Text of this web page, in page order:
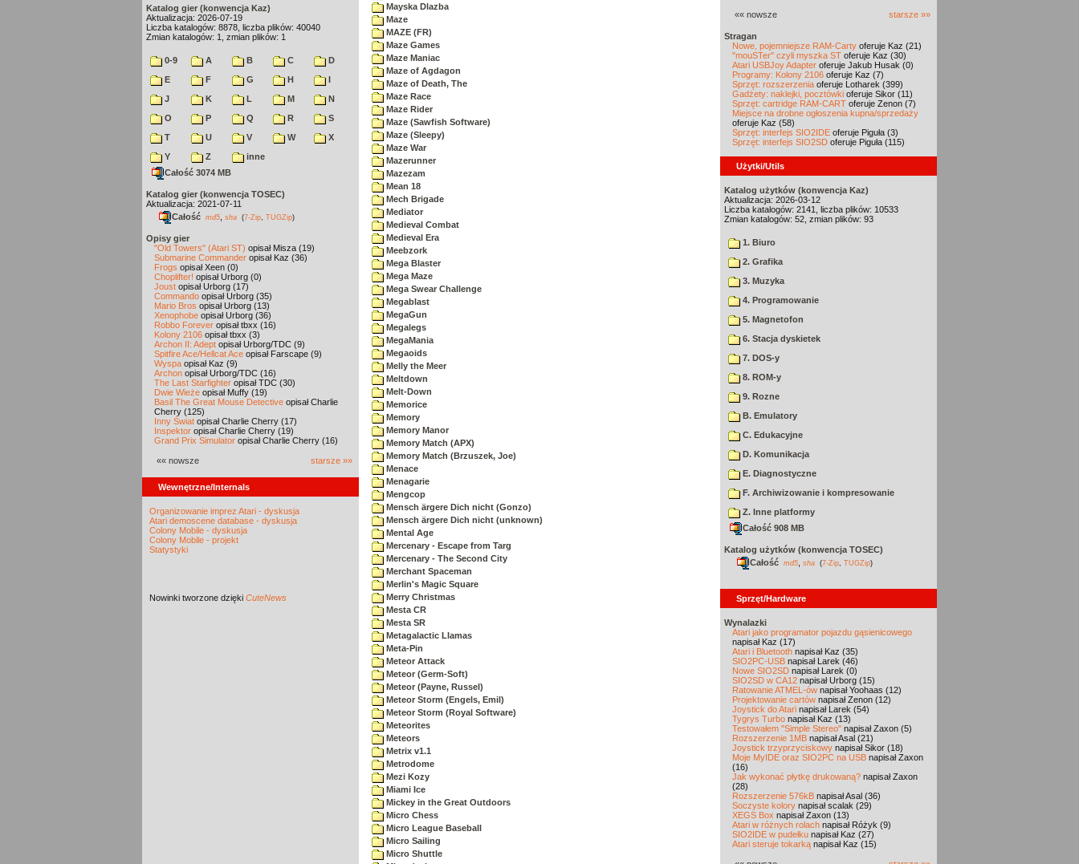
Katalog gier (konwencja Kaz)
Aktualizacja: 2026-07-19
Liczba katalogów: 8878, liczba plików: 40040
Zmian katalogów: 1, zmian plików: 1
0-9 A B C
D
E
F G H
I
J
K L M
N
O
P Q R
S
T
U V W
X
Y
Z
inne
Całość 3074 MB
Katalog gier (konwencja TOSEC)
Aktualizacja: 2021-07-11
Całość md5 sha (7-Zip TUGZip)
Opisy gier
"Old Towers" (Atari ST) opisał Misza (19)
Submarine Commander opisał Kaz (36)
Frogs opisał Xeen (0)
Choplifter! opisał Urborg (0)
Joust opisał Urborg (17)
Commando opisał Urborg (35)
Mario Bros opisał Urborg (13)
Xenophobe opisał Urborg (36)
Robbo Forever opisał tbxx (16)
Kolony 2106 opisał tbxx (3)
Archon II: Adept opisał Urborg/TDC (9)
Spitfire Ace/Hellcat Ace opisał Farscape (9)
Wyspa opisał Kaz (9)
Archon opisał Urborg/TDC (16)
The Last Starfighter opisał TDC (30)
Dwie Wieże opisał Muffy (19)
Basil The Great Mouse Detective opisał Charlie
Cherry (125)
Inny Świat opisał Charlie Cherry (17)
Inspektor opisał Charlie Cherry (19)
Grand Prix Simulator opisał Charlie Cherry (16)
«« nowsze starsze »»
Wewnętrzne/Internals
Organizowanie imprez Atari - dyskusja
Atari demoscene database - dyskusja
Colony Mobile - dyskusja
Colony Mobile - projekt
Statystyki
Nowinki tworzone dzięki CuteNews
Mayska Dlazba
Maze
MAZE (FR)
Maze Games
Maze Maniac
Maze of Agdagon
Maze of Death, The
Maze Race
Maze Rider
Maze (Sawfish Software)
Maze (Sleepy)
Maze War
Mazerunner
Mazezam
Mean 18
Mech Brigade
Mediator
Medieval Combat
Medieval Era
Meebzork
Mega Blaster
Mega Maze
Mega Swear Challenge
Megablast
MegaGun
Megalegs
MegaMania
Megaoids
Melly the Meer
Meltdown
Melt-Down
Memorice
Memory
Memory Manor
Memory Match (APX)
Memory Match (Brzuszek, Joe)
Menace
Menagarie
Mengcop
Mensch ärgere Dich nicht (Gonzo)
Mensch ärgere Dich nicht (unknown)
Mental Age
Mercenary - Escape from Targ
Mercenary - The Second City
Merchant Spaceman
Merlin's Magic Square
Merry Christmas
Mesta CR
Mesta SR
Metagalactic Llamas
Meta-Pin
Meteor Attack
Meteor (Germ-Soft)
Meteor (Payne, Russel)
Meteor Storm (Engels, Emil)
Meteor Storm (Royal Software)
Meteorites
Meteors
Metrix v1.1
Metrodome
Mezi Kozy
Miami Ice
Mickey in the Great Outdoors
Micro Chess
Micro League Baseball
Micro Sailing
Micro Shuttle
«« nowsze starsze »»
Stragan
Nowe, pojemniejsze RAM-Carty oferuje Kaz (21)
"mouSTer" czyli myszka ST oferuje Kaz (30)
Atari USBJoy Adapter oferuje Jakub Husak (0)
Programy: Kolony 2106 oferuje Kaz (7)
Sprzęt: rozszerzenia oferuje Lotharek (399)
Gadżety: naklejki, pocztówki oferuje Sikor (11)
Sprzęt: cartridge RAM-CART oferuje Zenon (7)
Miejsce na drobne ogłoszenia kupna/sprzedaży
oferuje Kaz (58)
Sprzęt: interfejs SIO2IDE oferuje Piguła (3)
Sprzęt: interfejs SIO2SD oferuje Piguła (115)
Użytki/Utils
Katalog użytków (konwencja Kaz)
Aktualizacja: 2026-03-12
Liczba katalogów: 2141, liczba plików: 10533
Zmian katalogów: 52, zmian plików: 93
1. Biuro
2. Grafika
3. Muzyka
4. Programowanie
5. Magnetofon
6. Stacja dyskietek
7. DOS-y
8. ROM-y
9. Rozne
B. Emulatory
C. Edukacyjne
D. Komunikacja
E. Diagnostyczne
F. Archiwizowanie i kompresowanie
Z. Inne platformy
Całość 908 MB
Katalog użytków (konwencja TOSEC)
Całość md5 sha (7-Zip TUGZip)
Sprzęt/Hardware
Wynalazki
Atari jako programator pojazdu gąsienicowego
napisał Kaz (17)
Atari i Bluetooth napisał Kaz (35)
SIO2PC-USB napisał Larek (46)
Nowe SIO2SD napisał Larek (0)
SIO2SD w CA12 napisał Urborg (15)
Ratowanie ATMEL-ów napisał Yoohaas (12)
Projektowanie cartów napisał Zenon (12)
Joystick do Atari napisał Larek (54)
Tygrys Turbo napisał Kaz (13)
Testowałem "Simple Stereo" napisał Zaxon (5)
Rozszerzenie 1MB napisał Asal (21)
Joystick trzyprzyciskowy napisał Sikor (18)
Moje MyIDE oraz SIO2PC na USB napisał Zaxon
(16)
Jak wykonać płytkę drukowaną? napisał Zaxon
(28)
Rozszerzenie 576kB napisał Asal (36)
Soczyste kolory napisał scalak (29)
XEGS Box napisał Zaxon (13)
Atari w różnych rolach napisał Różyk (9)
SIO2IDE w pudełku napisał Kaz (27)
Atari steruje tokarką napisał Kaz (15)